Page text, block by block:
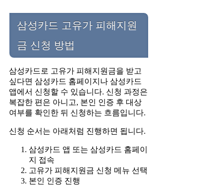
삼성카드 고유가 피해지원
금 신청 방법
삼성카드로 고유가 피해지원금을 받고
싶다면 삼성카드 홈페이지나 삼성카드
앱에서 신청할 수 있습니다. 신청 과정은
복잡한 편은 아니고, 본인 인증 후 대상
여부를 확인한 뒤 신청하는 흐름입니다.
신청 순서는 아래처럼 진행하면 됩니다.
삼성카드 앱 또는 삼성카드 홈페이
지 접속
고유가 피해지원금 신청 메뉴 선택
본인 인증 진행